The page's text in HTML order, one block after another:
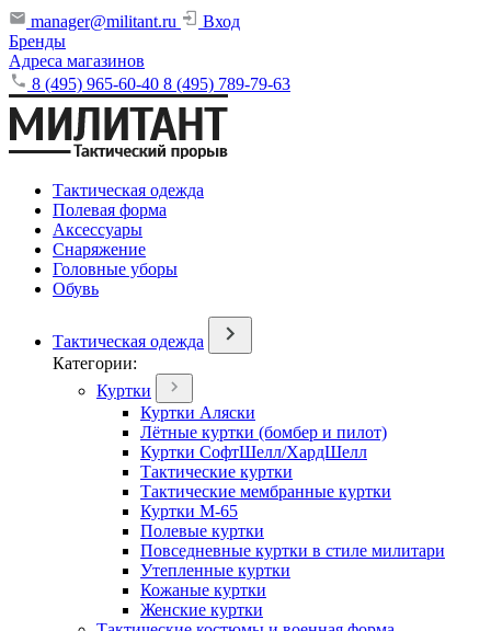
manager@militant.ru
Вход
Бренды
Адреса магазинов
8 (495) 965-60-40 8 (495) 789-79-63
Тактическая одежда
Полевая форма
Аксессуары
Снаряжение
Головные уборы
Обувь
Тактическая одежда
Категории:
Куртки
Куртки Аляски
Лётные куртки (бомбер и пилот)
Куртки СофтШелл/ХардШелл
Тактические куртки
Тактические мембранные куртки
Куртки М-65
Полевые куртки
Повседневные куртки в стиле милитари
Утепленные куртки
Кожаные куртки
Женские куртки